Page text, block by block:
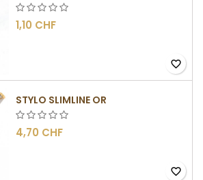
1,10 CHF
favorite_border
STYLO SLIMLINE OR
4,70 CHF
favorite_border